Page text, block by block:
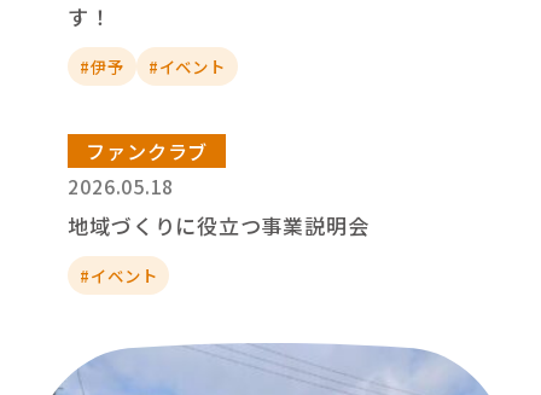
す！
#伊予 #イベント
ファンクラブ
2026.05.18
地域づくりに役立つ事業説明会
#イベント